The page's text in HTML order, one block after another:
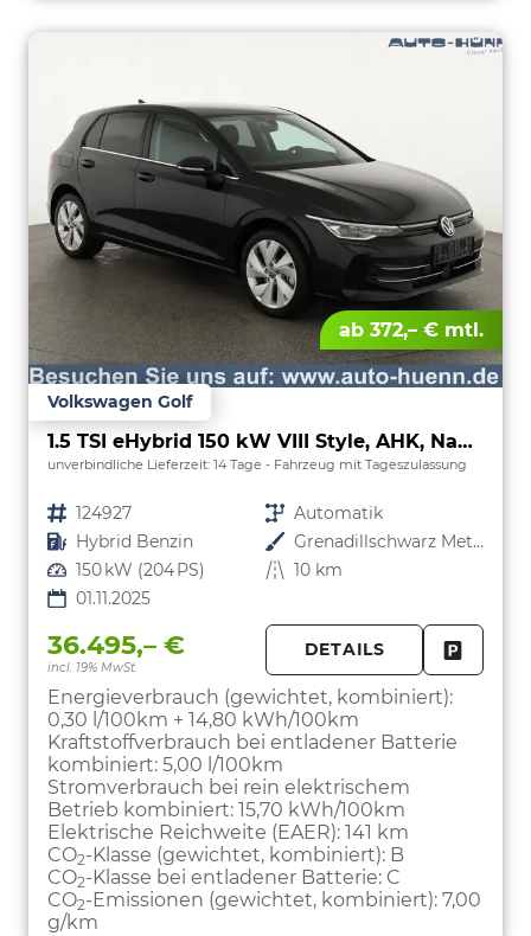
ab 372,– € mtl.
Volkswagen Golf
1.5 TSI eHybrid 150 kW VIII Style, AHK, Navi, Kamera, Side, LED-Plus
unverbindliche Lieferzeit: 14 Tage Fahrzeug mit Tageszulassung
Fahrzeugnr. 124927 Getriebe Automatik
Kraftstoff Hybrid Benzin Außenfarbe
Grenadillschwarz Metallic
Leistung 150 kW (204 PS) Kilometerstand 10 km
01.11.2025
36.495,– €
incl. 19% MwSt.
DETAILS
Energieverbrauch (gewichtet, kombiniert):
0,30 l/100km + 14,80 kWh/100km
Kraftstoffverbrauch bei entladener Batterie
kombiniert: 5,00 l/100km
Stromverbrauch bei rein elektrischem
Betrieb kombiniert: 15,70 kWh/100km
Elektrische Reichweite (EAER): 141 km
CO2-Klasse (gewichtet, kombiniert): B
CO2-Klasse bei entladener Batterie: C
CO2-Emissionen (gewichtet, kombiniert): 7,00
g/km